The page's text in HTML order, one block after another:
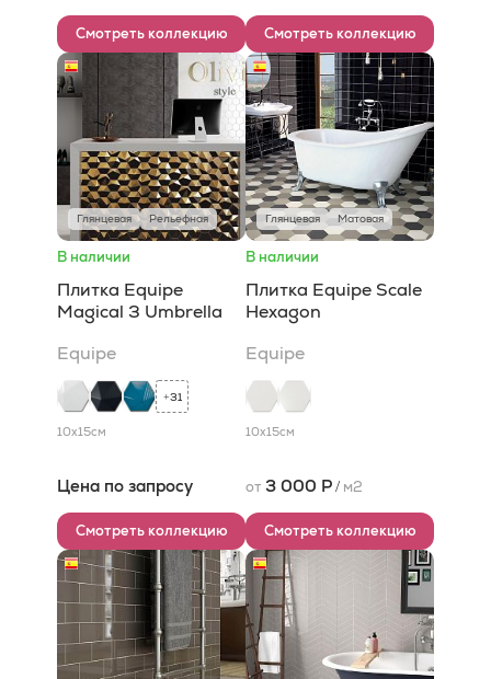
Смотреть коллекцию Смотреть коллекцию
Глянцевая Рельефная
В наличии
Плитка Equipe
Magical 3 Umbrella
Equipe
+31
10x15см
Цена по запросу
Смотреть коллекцию
Глянцевая Матовая
В наличии
Плитка Equipe Scale
Hexagon
Equipe
10x15см
от 3 000 Р/ м2
Смотреть коллекцию